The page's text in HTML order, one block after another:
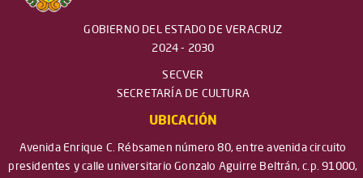
GOBIERNO DEL ESTADO DE VERACRUZ
2024 - 2030
SECVER
SECRETARÍA DE CULTURA
UBICACIÓN
Avenida Enrique C. Rébsamen número 80, entre avenida circuito
presidentes y calle universitario Gonzalo Aguirre Beltrán, c.p. 91000,